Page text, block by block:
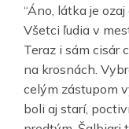
“Áno, látka je
Všetci ľudia v
Teraz i sám cisár
na krosnách.
celým zástupom
boli aj starí,